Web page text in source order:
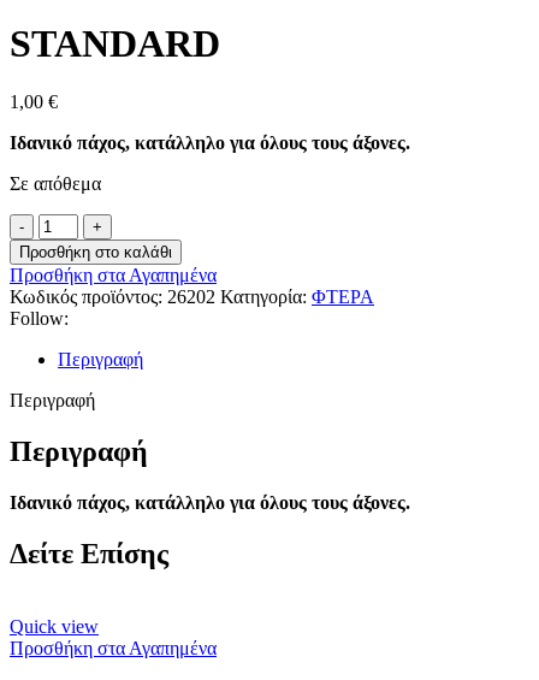
STANDARD
1,00 €
Ιδανικό πάχος, κατάλληλο για όλους τους άξονες.
Σε απόθεμα
Προσθήκη στο καλάθι
Προσθήκη στα Αγαπημένα
Κωδικός προϊόντος: 26202 Κατηγορία: ΦΤΕΡΑ
Follow:
Περιγραφή
Περιγραφή
Περιγραφή
Ιδανικό πάχος, κατάλληλο για όλους τους άξονες.
Δείτε Επίσης
Quick view
Προσθήκη στα Αγαπημένα